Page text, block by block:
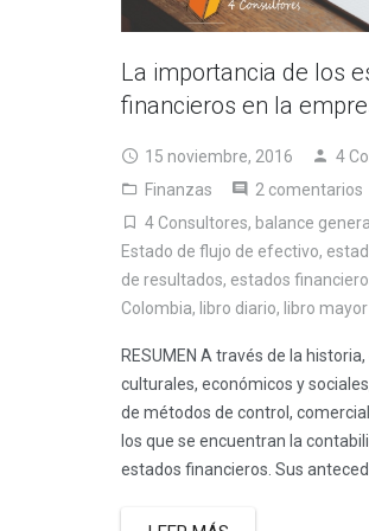
La importancia de los
financieros en la
15 noviembre, 2016
4
Finanzas
2 comentarios
4 Consultores, balance general
Estado de flujo de efectivo,
de resultados, estados
Colombia, libro diario, libro mayor
RESUMEN A través de la
culturales, económicos y
de métodos de control,
los que se encuentran la
estados financieros. Sus